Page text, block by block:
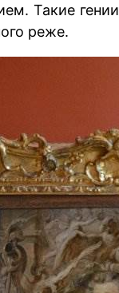
Такие
реже.